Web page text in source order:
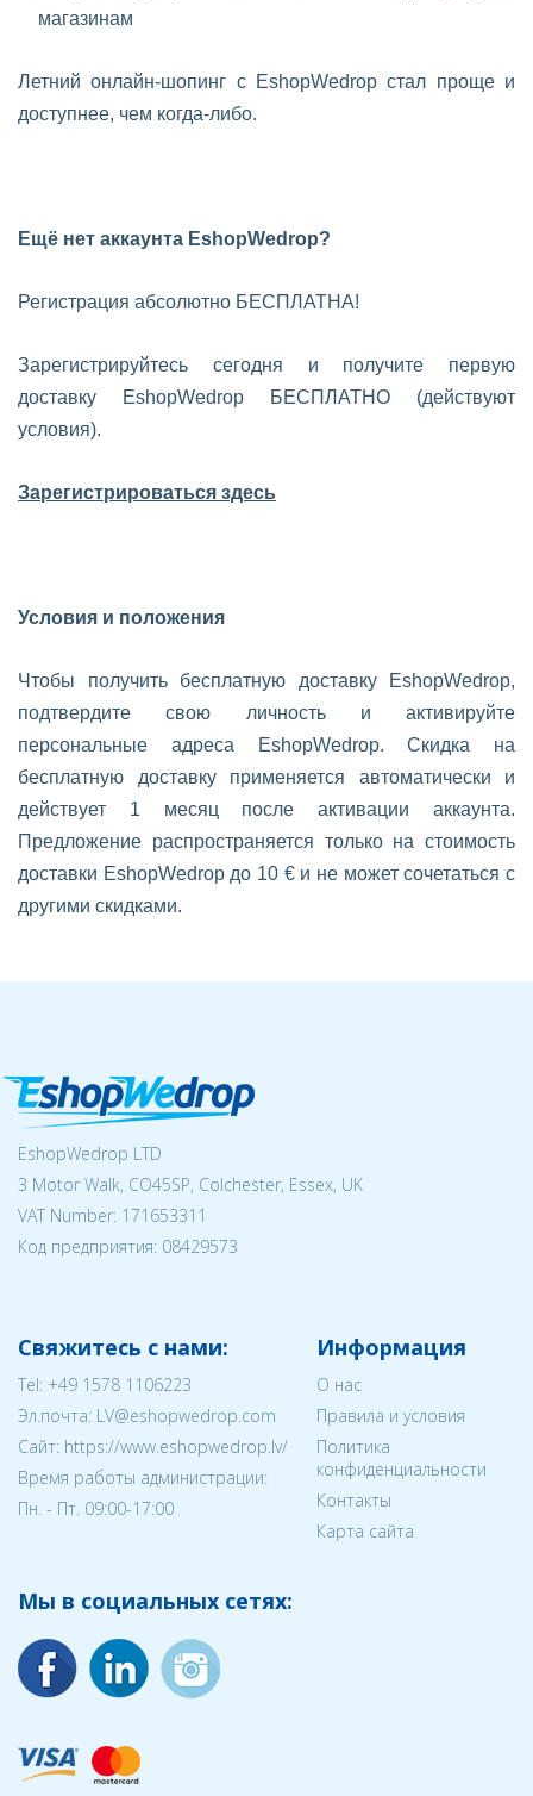
магазинам
Летний онлайн-шопинг с EshopWedrop стал проще и
доступнее, чем когда-либо.
Ещё нет аккаунта EshopWedrop?
Регистрация абсолютно БЕСПЛАТНА!
Зарегистрируйтесь сегодня и получите первую
доставку EshopWedrop БЕСПЛАТНО (действуют
условия).
Зарегистрироваться здесь
Условия и положения
Чтобы получить бесплатную доставку EshopWedrop,
подтвердите свою личность и активируйте
персональные адреса EshopWedrop. Скидка на
бесплатную доставку применяется автоматически и
действует 1 месяц после активации аккаунта.
Предложение распространяется только на стоимость
доставки EshopWedrop до 10 € и не может сочетаться с
другими скидками.
EshopWedrop LTD
3 Motor Walk, CO45SP, Colchester, Essex, UK
VAT Number: 171653311
Код предприятия: 08429573
Свяжитесь с нами:
Tel: +49 1578 1106223
Эл.почта: LV@eshopwedrop.com
Cайт: https://www.eshopwedrop.lv/
Время работы администрации:
Пн. - Пт. 09:00-17:00
Информация
О нас
Правила и условия
Политика
конфиденциальности
Контакты
Карта сайта
Мы в социальных сетях: